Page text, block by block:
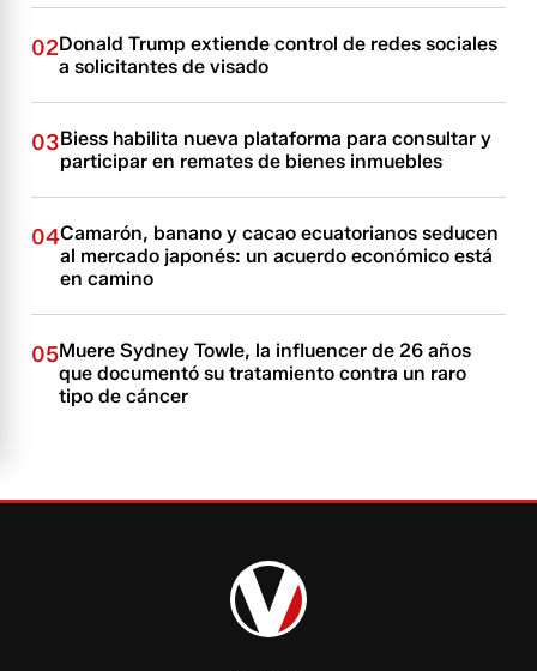
02Donald Trump extiende control de redes sociales
a solicitantes de visado
03Biess habilita nueva plataforma para consultar y
participar en remates de bienes inmuebles
04Camarón, banano y cacao ecuatorianos seducen
al mercado japonés: un acuerdo económico está
en camino
05Muere Sydney Towle, la influencer de 26 años
que documentó su tratamiento contra un raro
tipo de cáncer